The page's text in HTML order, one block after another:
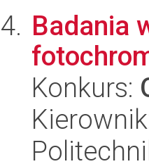
Badania
Konkurs: